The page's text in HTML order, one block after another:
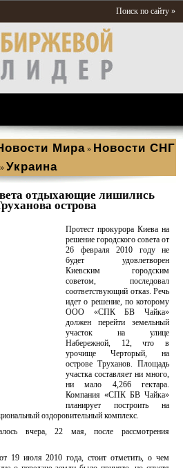
Поиск по сайту »
Мира » Новости СНГ
» Украина
отдыхающие лишились
острова
Протест прокурора Киева на
решение городского совета от
26 февраля 2010 году не
будет удовлетворен
Киевским городским
советом, последовал
соответствующий отказ. Речь
идет о решение, по которому
ООО «СПК БВ Чайка»
должен перейти земельный
участок на улице
Набережной, 12, что в
урочище Черторый, на
острове Труханов. Площадь
участка составляет ни много,
ни мало 4,266 гектара.
Компания «СПК БВ Чайка»
планирует построить на
оздоровительный комплекс.
вчера, 22 мая, после рассмотрения
19 июля 2010 года, стоит отметить, о чем